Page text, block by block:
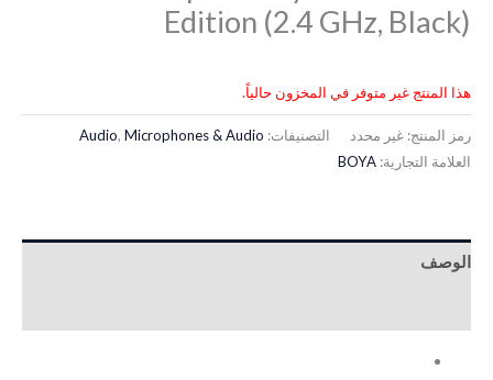
Edition (2.4 GHz, Black)
هذا المنتج غير متوفر في المخزون حالياً.
رمز المنتج: غير محدد التصنيفات: Audio, Microphones & Audio
العلامة التجارية: BOYA
الوصف